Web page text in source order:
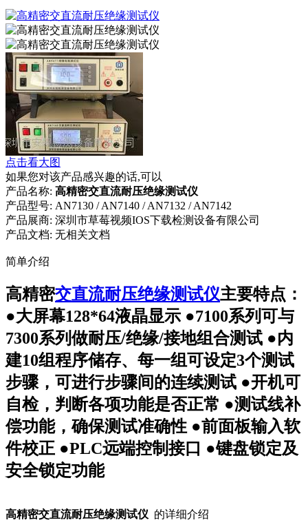
点击看大图
如果您对该产品感兴趣的话,可以
产品名称: 高精密交直流耐压绝缘测试仪
产品型号: AN7130 / AN7140 / AN7132 / AN7142
产品展商: 深圳市草莓视频IOS下载检测设备有限公司
产品文档: 无相关文档
简单介绍
高精密交直流耐压绝缘测试仪主要特点：
●大屏幕128*64液晶显示 ●7100系列可与
7300系列做耐压/绝缘/接地组合测试 ●内
建10组程序储存、每一组可设定3个测试
步骤，可进行步骤间的连续测试 ●开机可
自检，判断各项功能是否正常 ●测试线补
偿功能，确保测试准确性 ●前面板输入软
件校正 ●PLC远端控制接口 ●键盘锁定及
安全锁定功能
高精密交直流耐压绝缘测试仪 的详细介绍